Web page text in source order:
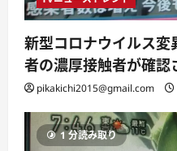
新型コロナウイルス変
者の濃厚接触者が確認
pikakichi2015@gmail.com
1 分読み取り